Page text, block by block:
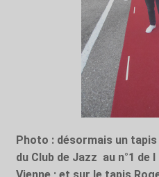
Photo : désormais un
du Club de Jazz au n°1 de